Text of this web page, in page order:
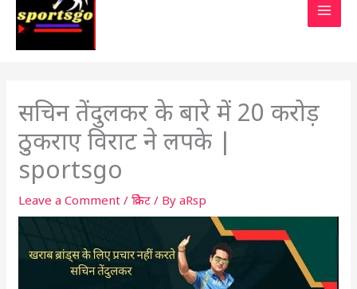
सचिन तेंदुलकर के बारे में 20 करोड़
ठुकराए विराट ने लपके |
sportsgo
Leave a Comment /क्रिकेट / ByaRsp